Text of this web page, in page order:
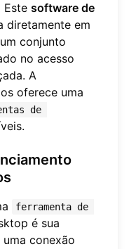
Este software de
diretamente em
conjunto
no acesso
A
oferece uma
de
ferramenta de
é sua
conexão